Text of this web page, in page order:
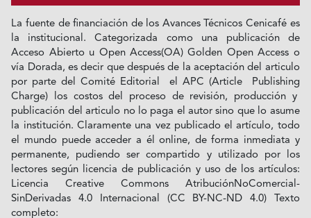
La fuente de financiación de los Avances Técnicos Cenicafé es
la institucional. Categorizada como una publicación de
Acceso Abierto u Open Access(OA) Golden Open Access o
vía Dorada, es decir que después de la aceptación del articulo
por parte del Comité Editorial el APC (Article Publishing
Charge) los costos del proceso de revisión, producción y
publicación del articulo no lo paga el autor sino que lo asume
la institución. Claramente una vez publicado el artículo, todo
el mundo puede acceder a él online, de forma inmediata y
permanente, pudiendo ser compartido y utilizado por los
lectores según licencia de publicación y uso de los artículos:
Licencia Creative Commons AtribuciónNoComercial-
SinDerivadas 4.0 Internacional (CC BY-NC-ND 4.0) Texto
completo: